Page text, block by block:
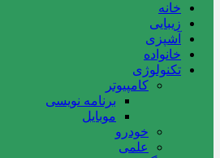
خانه
زیبایی
آشپزی
خانواده
تکنولوژی
کامپیوتر
برنامه نویسی
موبایل
خودرو
علمی